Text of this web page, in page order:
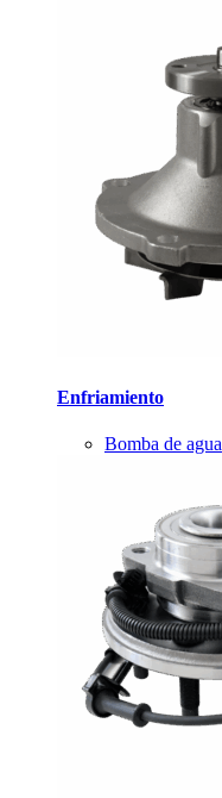
Enfriamiento
Bomba de agua